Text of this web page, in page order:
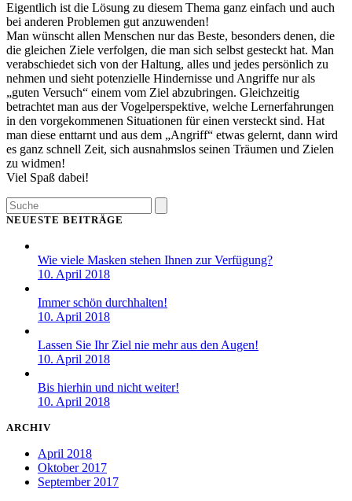
Eigentlich ist die Lösung zu diesem Thema ganz einfach und auch
bei anderen Problemen gut anzuwenden!
Man wünscht allen Menschen nur das Beste, besonders denen, die
die gleichen Ziele verfolgen, die man sich selbst gesteckt hat. Man
verabschiedet sich von der Haltung, alles und jedes persönlich zu
nehmen und sieht potenzielle Hindernisse und Angriffe nur als
„guten Versuch“ einem vom Ziel abzubringen. Gleichzeitig
betrachtet man aus der Vogelperspektive, welche Lernerfahrungen
in den vorgekommenen Situationen für einen versteckt sind. Hat
man diese enttarnt und aus dem „Angriff“ etwas gelernt, dann wird
es ganz schnell Zeit, sich ausnahmslos seinen Träumen und Zielen
zu widmen!
Viel Spaß dabei!
Search
NEUESTE BEITRÄGE
Wie viele Masken stehen Ihnen zur Verfügung?
10. April 2018
Immer schön durchhalten!
10. April 2018
Lassen Sie Ihr Ziel nie mehr aus den Augen!
10. April 2018
Bis hierhin und nicht weiter!
10. April 2018
ARCHIV
April 2018
Oktober 2017
September 2017